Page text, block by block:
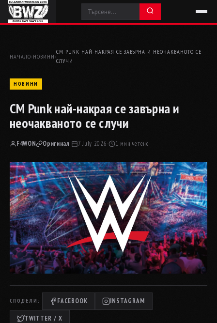
НАЧАЛО› НОВИНИ ›
CM PUNK НАЙ-НАКРАЯ СЕ ЗАВЪРНА И НЕОЧАКВАНОТО СЕ
СЛУЧИ
НОВИНИ
CM Punk най-накрая се завърна и
неочакваното се случи
F4WON Оригинал· 7 July 2026· 1 мин четене
СПОДЕЛИ: FACEBOOK INSTAGRAM
TWITTER / X